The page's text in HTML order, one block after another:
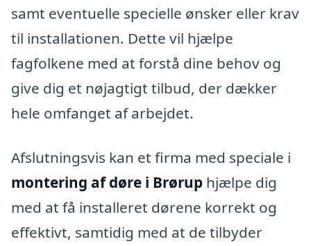
samt eventuelle specielle ønsker eller krav
til installationen. Dette vil hjælpe
fagfolkene med at forstå dine behov og
give dig et nøjagtigt tilbud, der dækker
hele omfanget af arbejdet.
Afslutningsvis kan et firma med speciale i
montering af døre i Brørup hjælpe dig
med at få installeret dørene korrekt og
effektivt, samtidig med at de tilbyder